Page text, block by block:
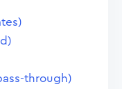
through)